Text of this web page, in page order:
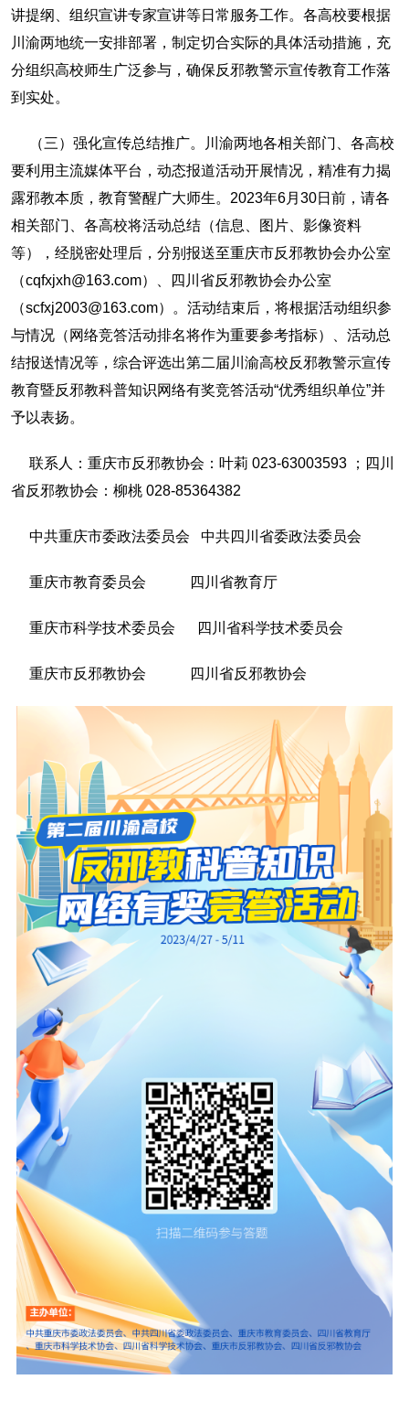
讲提纲、组织宣讲专家宣讲等日常服务工作。各高校要根据
川渝两地统一安排部署，制定切合实际的具体活动措施，充
分组织高校师生广泛参与，确保反邪教警示宣传教育工作落
到实处。
（三）强化宣传总结推广。川渝两地各相关部门、各高校
要利用主流媒体平台，动态报道活动开展情况，精准有力揭
露邪教本质，教育警醒广大师生。2023年6月30日前，请各
相关部门、各高校将活动总结（信息、图片、影像资料
等），经脱密处理后，分别报送至重庆市反邪教协会办公室
（cqfxjxh@163.com）、四川省反邪教协会办公室
（scfxj2003@163.com）。活动结束后，将根据活动组织参
与情况（网络竞答活动排名将作为重要参考指标）、活动总
结报送情况等，综合评选出第二届川渝高校反邪教警示宣传
教育暨反邪教科普知识网络有奖竞答活动“优秀组织单位”并
予以表扬。
联系人：重庆市反邪教协会：叶莉 023-63003593 ；四川
省反邪教协会：柳桃 028-85364382
中共重庆市委政法委员会 中共四川省委政法委员会
重庆市教育委员会 四川省教育厅
重庆市科学技术委员会 四川省科学技术委员会
重庆市反邪教协会 四川省反邪教协会